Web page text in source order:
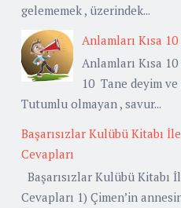
gelememek , üzerindek...
Anlamları Kısa
Anlamları Kısa
10 Tane deyim
Tutumlu olmayan , savur...
Başarısızlar Kulübü Kitabı
Cevapları
Başarısızlar Kulübü Kitabı
Cevapları 1) Çimen’in